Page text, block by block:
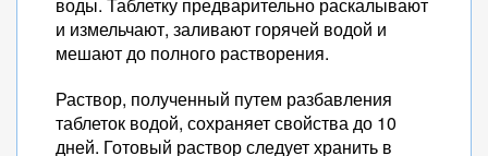
и измельчают, заливают горячей водой и
мешают до полного растворения.
Раствор, полученный путем разбавления
таблеток водой, сохраняет свойства до 10
дней. Готовый раствор следует хранить в